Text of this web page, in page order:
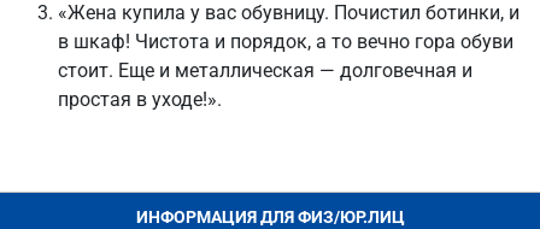
«Жена купила у вас обувницу. Почистил ботинки, и
в шкаф! Чистота и порядок, а то вечно гора обуви
стоит. Еще и металлическая — долговечная и
простая в уходе!».
ИНФОРМАЦИЯ ДЛЯ ФИЗ/ЮР.ЛИЦ